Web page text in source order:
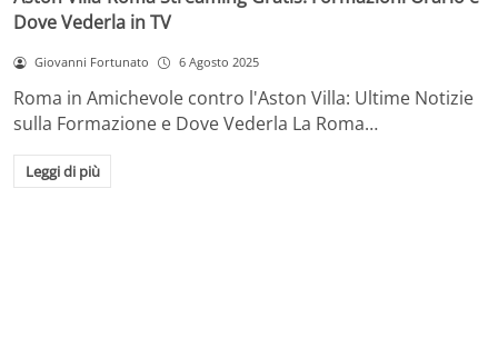
Dove Vederla in TV
Giovanni Fortunato 6 Agosto 2025
Roma in Amichevole contro l'Aston Villa: Ultime Notizie
sulla Formazione e Dove Vederla La Roma…
Leggi di più